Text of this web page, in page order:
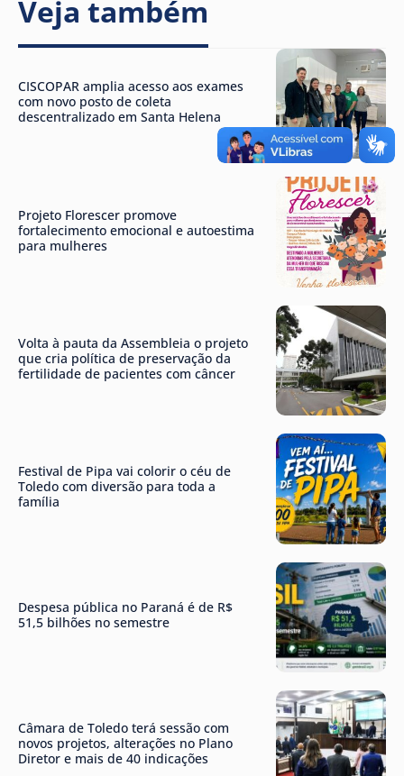
Veja também
CISCOPAR amplia acesso aos exames
com novo posto de coleta
descentralizado em Santa Helena
Projeto Florescer promove
fortalecimento emocional e autoestima
para mulheres
Volta à pauta da Assembleia o projeto
que cria política de preservação da
fertilidade de pacientes com câncer
Festival de Pipa vai colorir o céu de
Toledo com diversão para toda a
família
Despesa pública no Paraná é de R$
51,5 bilhões no semestre
Câmara de Toledo terá sessão com
novos projetos, alterações no Plano
Diretor e mais de 40 indicações